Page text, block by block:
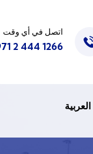
اتصل في أي وقت
1266 444 2 971+
العربية